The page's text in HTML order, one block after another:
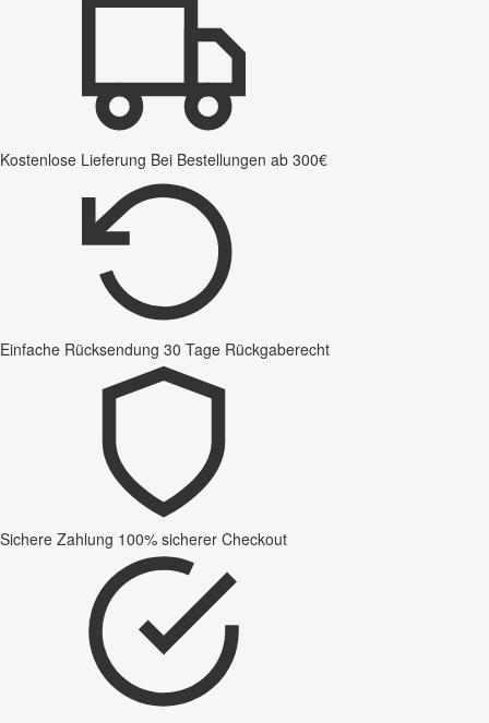
Kostenlose Lieferung Bei Bestellungen ab 300€
Einfache Rücksendung 30 Tage Rückgaberecht
Sichere Zahlung 100% sicherer Checkout